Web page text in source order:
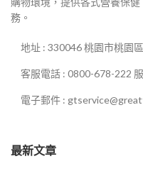
務。
地址 : 330046 桃園市桃園
客服電話 : 0800-678-222
電子郵件 :
最新文章